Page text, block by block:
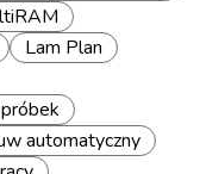
Lam Plan
automatyczny